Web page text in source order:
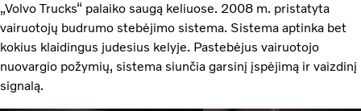
„Volvo Trucks“ palaiko saugą keliuose. 2008 m. pristatyta
vairuotojų budrumo stebėjimo sistema. Sistema aptinka bet
kokius klaidingus judesius kelyje. Pastebėjus vairuotojo
nuovargio požymių, sistema siunčia garsinį įspėjimą ir vaizdinį
signalą.